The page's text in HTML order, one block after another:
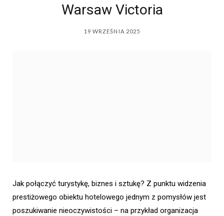
Warsaw Victoria
19 WRZEŚNIA 2025
Jak połączyć turystykę, biznes i sztukę? Z punktu widzenia
prestiżowego obiektu hotelowego jednym z pomysłów jest
poszukiwanie nieoczywistości – na przykład organizacja